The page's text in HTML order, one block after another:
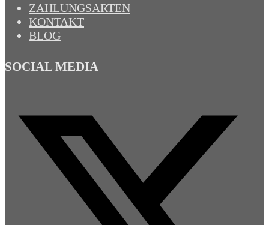
ZAHLUNGSARTEN
KONTAKT
BLOG
SOCIAL MEDIA